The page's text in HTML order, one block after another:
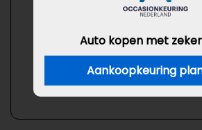
Auto kopen met
Aankoopkeuring